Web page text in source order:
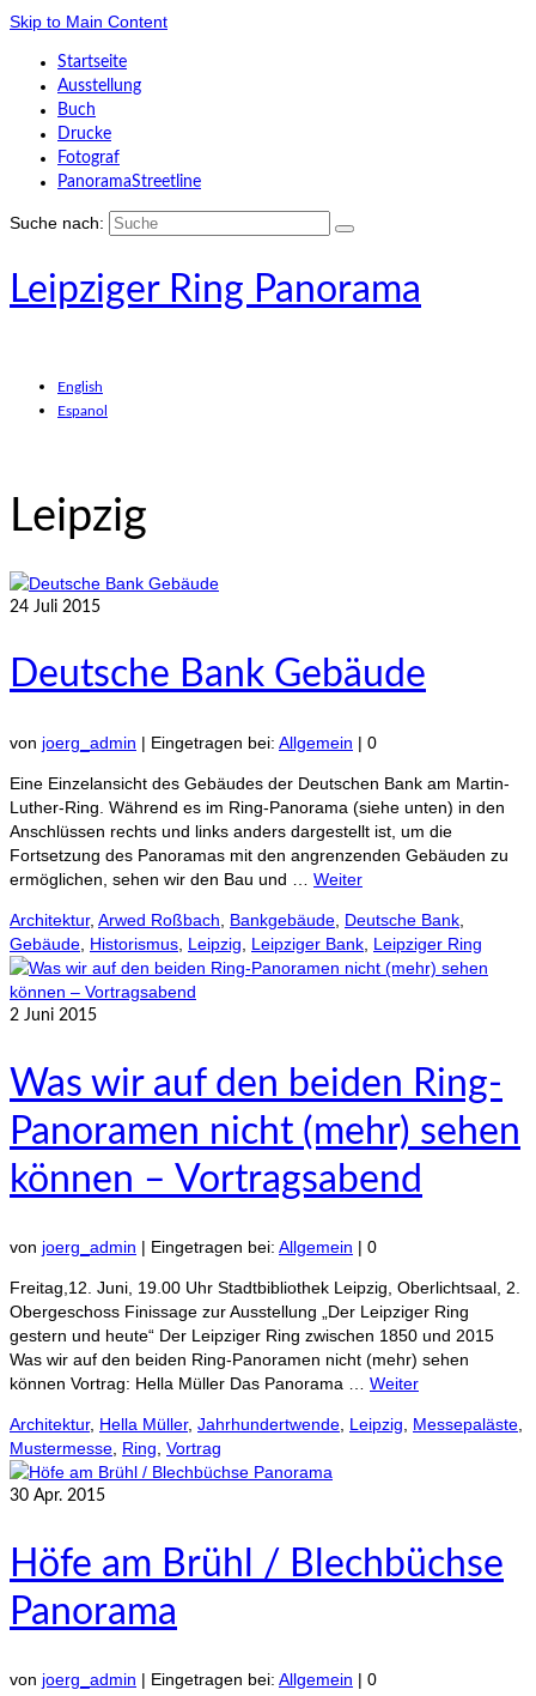
Skip to Main Content
Startseite
Ausstellung
Buch
Drucke
Fotograf
PanoramaStreetline
Suche nach:
Leipziger Ring Panorama
English
Espanol
Leipzig
24 Juli 2015
Deutsche Bank Gebäude
von joerg_admin | Eingetragen bei: Allgemein | 0
Eine Einzelansicht des Gebäudes der Deutschen Bank am Martin-
Luther-Ring. Während es im Ring-Panorama (siehe unten) in den
Anschlüssen rechts und links anders dargestellt ist, um die
Fortsetzung des Panoramas mit den angrenzenden Gebäuden zu
ermöglichen, sehen wir den Bau und … Weiter
Architektur, Arwed Roßbach Bankgebäude Deutsche Bank
Gebäude Historismus Leipzig Leipziger Bank Leipziger Ring
2 Juni 2015
Was wir auf den beiden Ring-
Panoramen nicht (mehr) sehen
können – Vortragsabend
von joerg_admin | Eingetragen bei: Allgemein | 0
Freitag,12. Juni, 19.00 Uhr Stadtbibliothek Leipzig, Oberlichtsaal, 2.
Obergeschoss Finissage zur Ausstellung „Der Leipziger Ring
gestern und heute“ Der Leipziger Ring zwischen 1850 und 2015
Was wir auf den beiden Ring-Panoramen nicht (mehr) sehen
können Vortrag: Hella Müller Das Panorama … Weiter
Architektur, Hella Müller, Jahrhundertwende Leipzig Messepaläste
Mustermesse Ring Vortrag
30 Apr. 2015
Höfe am Brühl / Blechbüchse
Panorama
von joerg_admin | Eingetragen bei: Allgemein | 0